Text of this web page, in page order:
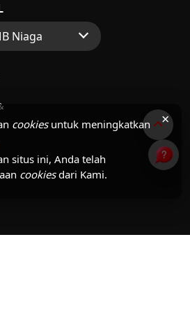
×
cookiesuntuk meningkatkan
situs ini, Anda telah
cookiesdari Kami.
Niaga
Konsumen
Syariah